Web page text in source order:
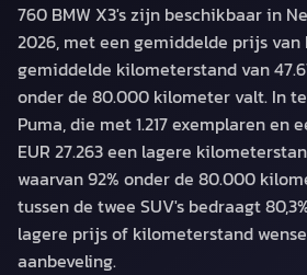
760 BMW X3's zijn beschikbaar in
2026, met een gemiddelde prijs van
gemiddelde kilometerstand van
onder de 80.000 kilometer valt. In
Puma, die met 1.217 exemplaren en
EUR 27.263 een lagere
waarvan 92% onder de 80.000
tussen de twee SUV's bedraagt
lagere prijs of kilometerstand
aanbeveling.